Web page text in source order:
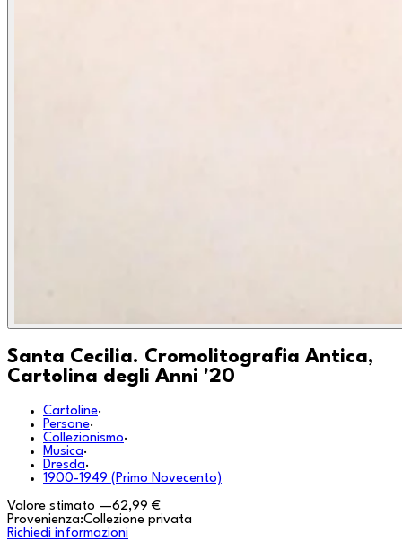
Santa Cecilia. Cromolitografia Antica,
Cartolina degli Anni '20
Cartoline·
Persone·
Collezionismo·
Musica·
Dresda·
1900-1949 (Primo Novecento)
Valore stimato —62,99 €
Provenienza:Collezione privata
Richiedi informazioni